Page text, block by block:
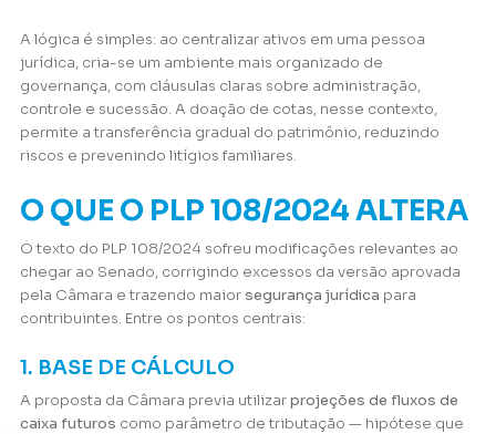
A lógica é simples: ao centralizar ativos em uma pessoa
jurídica, cria-se um ambiente mais organizado de
governança, com cláusulas claras sobre administração,
controle e sucessão. A doação de cotas, nesse contexto,
permite a transferência gradual do patrimônio, reduzindo
riscos e prevenindo litígios familiares.
O QUE O PLP 108/2024 ALTERA
O texto do PLP 108/2024 sofreu modificações relevantes ao
chegar ao Senado, corrigindo excessos da versão aprovada
pela Câmara e trazendo maior segurança jurídica para
contribuintes. Entre os pontos centrais:
1. BASE DE CÁLCULO
A proposta da Câmara previa utilizarprojeções de fluxos de
caixa futuros como parâmetro de tributação — hipótese que